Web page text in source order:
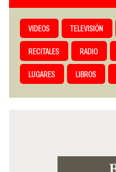
VIDEOS TELEVISIÓN
RECITALES RADIO
LUGARES LIBROS